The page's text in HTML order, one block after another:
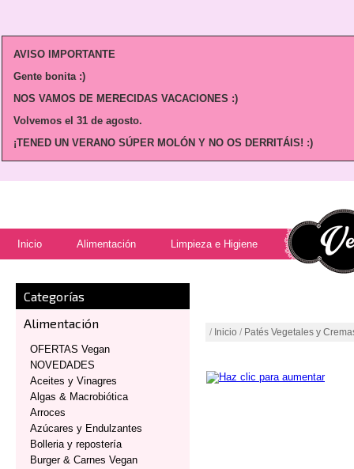
AVISO IMPORTANTE
Gente bonita :)
NOS VAMOS DE MERECIDAS VACACIONES :)
Volvemos el 31 de agosto.
¡TENED UN VERANO SÚPER MOLÓN Y NO OS DERRITÁIS! :)
Inicio Alimentación Limpieza e Higiene
Categorías
Alimentación
OFERTAS Vegan
NOVEDADES
Aceites y Vinagres
Algas & Macrobiótica
Arroces
Azúcares y Endulzantes
Bolleria y repostería
Burger & Carnes Vegan
/ Inicio / Patés Vegetales y